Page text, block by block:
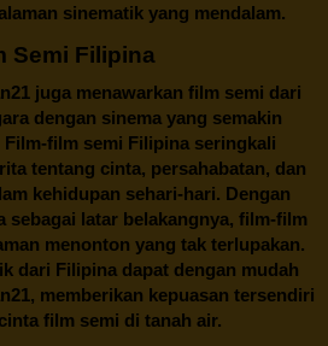
sinematik yang mendalam.
Semi Filipina
juga menawarkan film semi dari
dengan sinema yang semakin
Film-film semi Filipina seringkali
tentang cinta, persahabatan, dan
kehidupan sehari-hari. Dengan
sebagai latar belakangnya, film-film
menonton yang tak terlupakan.
dari Filipina dapat dengan mudah
, memberikan kepuasan tersendiri
film semi di tanah air.